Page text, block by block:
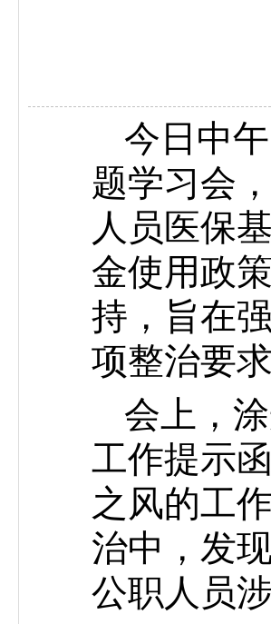
今日中
题学习会
人员医保
金使用政
持，旨在
项整治要求
会上，
工作提示
之风的工
治中，发
公职人员